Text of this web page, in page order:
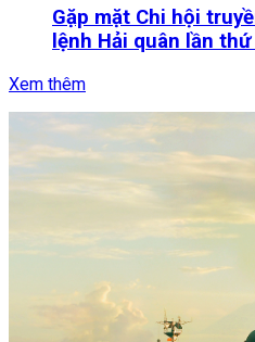
Gặp mặt Chi hội
lệnh Hải quân lần
Xem thêm